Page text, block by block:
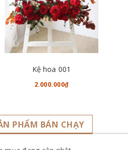
Kệ hoa 001
2.000.000₫
PHẨM BÁN CHẠY